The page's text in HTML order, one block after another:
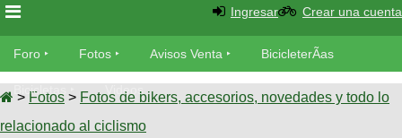
Foro
Foro
TÃ©cnica
Fotos
Ingresar Crear una cuenta
Foro Fotos Avisos Venta BicicleterÃ­as
Bicicletas Videos
> Fotos > Fotos de bikers, accesorios, novedades y todo lo
relacionado al ciclismo